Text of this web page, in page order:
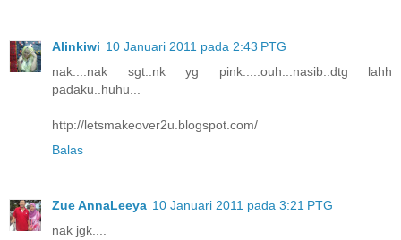
Alinkiwi 10 Januari 2011 pada 2:43 PTG
nak....nak sgt..nk yg pink.....ouh...nasib..dtg lahh
padaku..huhu...
http://letsmakeover2u.blogspot.com/
Balas
Zue AnnaLeeya 10 Januari 2011 pada 3:21 PTG
nak jgk....